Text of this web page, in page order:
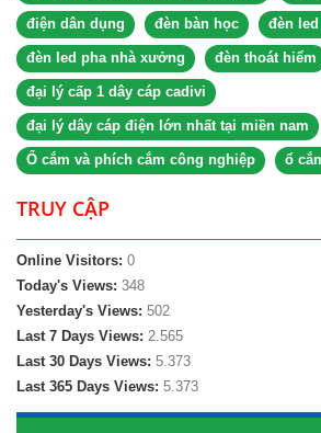
điện dân dụng đèn bàn học đèn
đèn led pha nhà xưởng đèn thoát hiểm
đại lý cấp 1 dây cáp cadivi
đại lý dây cáp điện lớn nhất tại miền nam
Ổ cắm và phích cắm công nghiệp ổ
TRUY CẬP
Online Visitors: 0
Today's Views: 348
Yesterday's Views: 502
Last 7 Days Views: 2.565
Last 30 Days Views: 5.373
Last 365 Days Views: 5.373